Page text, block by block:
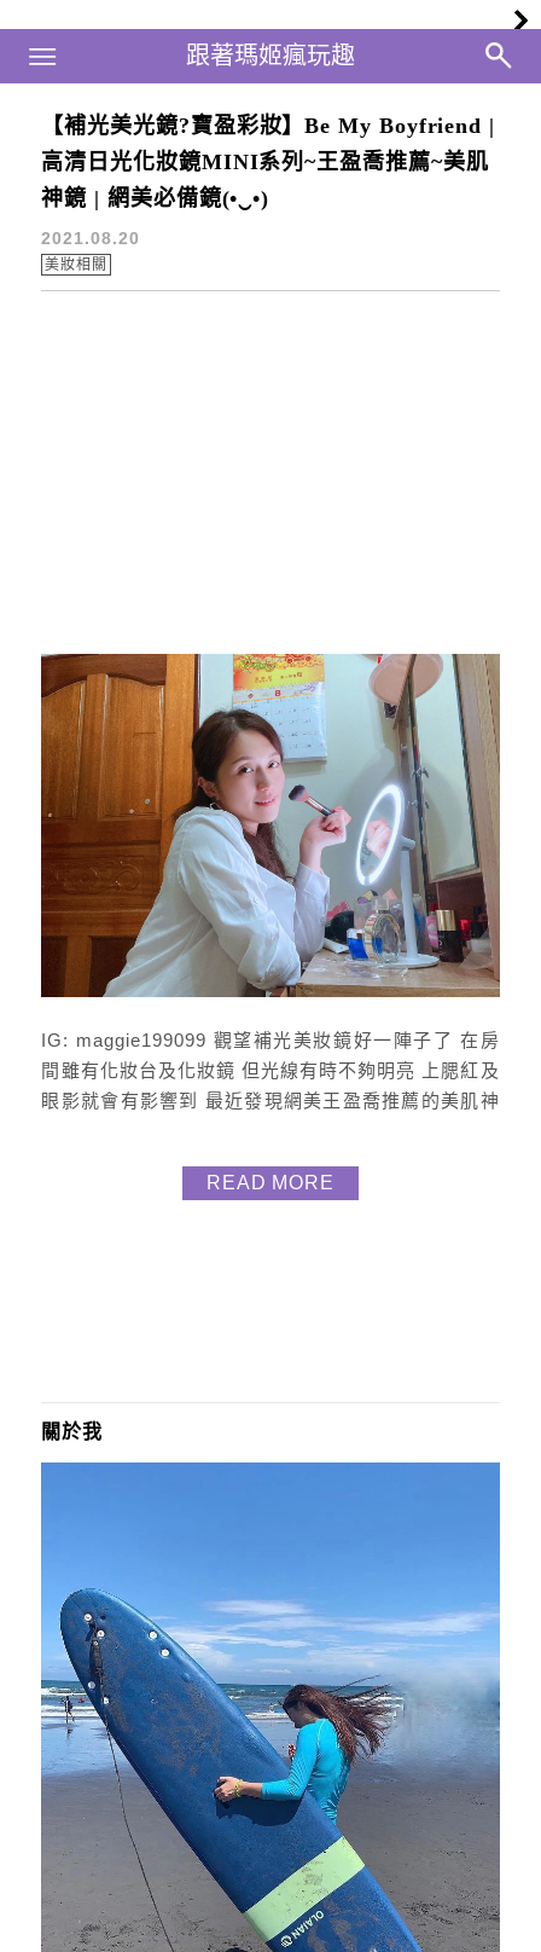
跟著瑪姬瘋玩趣
跟著瑪姬瘋玩趣
Main Menu
補光美妝鏡推薦
【補光美光鏡?寶盈彩妝】Be My Boyfriend |
高清日光化妝鏡MINI系列~王盈喬推薦~美肌
神鏡 | 網美必備鏡(•‿•)
2021.08.20
美妝相關
IG: maggie199099 觀望補光美妝鏡好一陣子了 在房
間雖有化妝台及化妝鏡 但光線有時不夠明亮 上腮紅及
眼影就會有影響到 最近發現網美王盈喬推薦的美肌神
誤 一定要在足夠光源下上妝 若房間是暖色調或光線不
READ MORE
關於我